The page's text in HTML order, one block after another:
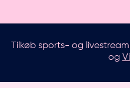
Tilkøb sports- og
og